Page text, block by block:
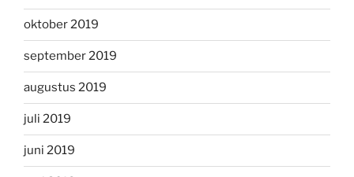
oktober 2019
september 2019
augustus 2019
juli 2019
juni 2019